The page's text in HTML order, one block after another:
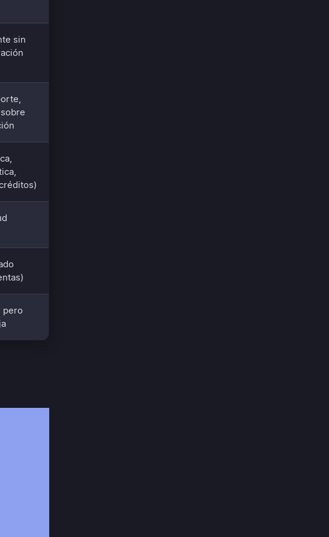
sin
pero